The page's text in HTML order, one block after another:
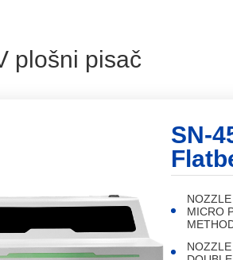
plošni pisač
SN-
MICRO